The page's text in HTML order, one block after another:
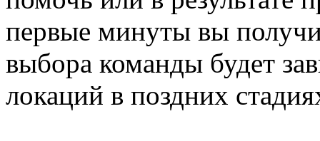
первые минуты вы
выбора команды будет
локаций в поздних